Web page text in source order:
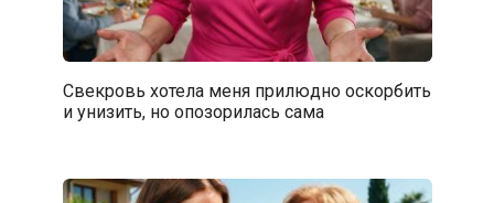
Свекровь хотела меня прилюдно оскорбить
и унизить, но опозорилась сама